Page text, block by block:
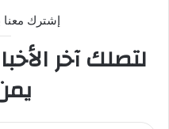
إشترك معنا
لتصلك آخر